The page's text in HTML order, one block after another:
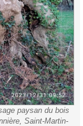
paysan du bois
Saint-Martin-